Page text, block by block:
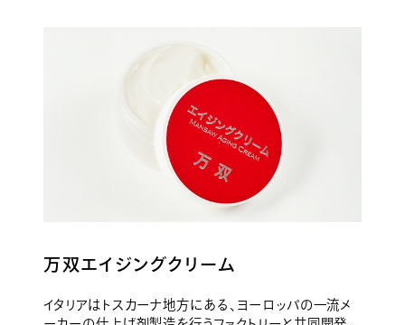
万双エイジングクリーム
イタリアはトスカーナ地方にある、ヨーロッパの一流メ